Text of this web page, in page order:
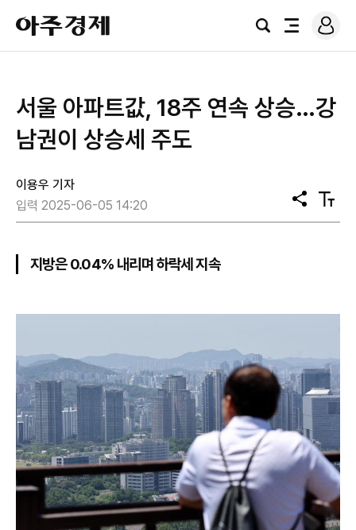
아
주
경
검
전
로
그
서울 아파트값, 18주 연속 상승…강
남권이 상승세 주도
이용우 기자
입력 2025-06-05 14:20
공
유
텍
스
지방은 0.04% 내리며 하락세 지속